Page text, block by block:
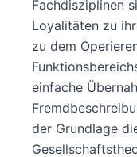
Fachdisziplinen
Loyalitäten zu
zu dem
einfache
der Grundlage